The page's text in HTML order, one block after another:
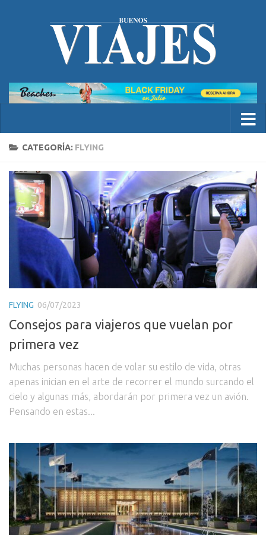
CATEGORÍA: FLYING
FLYING 06/07/2023
Consejos para viajeros que vuelan por
primera vez
Muchas personas hacen de volar su estilo de vida, otras
apenas inician en el arte de recorrer el mundo surcando el
cielo y algunas más, abordarán por primera vez un avión.
Pensando en estas...